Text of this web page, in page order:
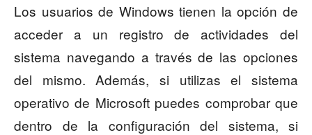
Los usuarios de Windows tienen la opción de
acceder a un registro de actividades del
sistema navegando a través de las opciones
del mismo. Además, si utilizas el sistema
operativo de Microsoft puedes comprobar que
dentro de la configuración del sistema, si